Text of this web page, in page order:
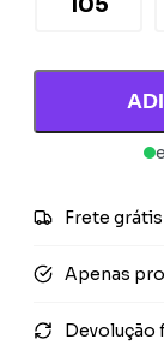
Frete
Apenas
Devolução